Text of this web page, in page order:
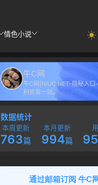
情色小说
牛C网
牛C网|NIUC.NET-隐秘入口
利资第一站。
数据统计
本周更新
763篇
本月更新
994篇
通过邮箱订阅 牛C网